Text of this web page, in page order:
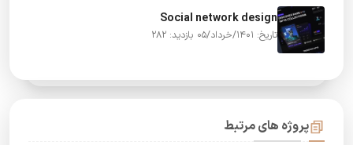
Social network design
تاریخ: 1401/خرداد/05 بازدید: 282
پروژه های مرتبط